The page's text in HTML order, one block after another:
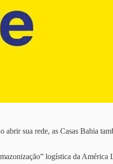
sua rede, as Casas Bahia
logística da América